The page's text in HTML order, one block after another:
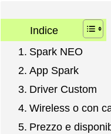
Indice
Spark NEO
App Spark
Driver Custom
Wireless o con
Prezzo e